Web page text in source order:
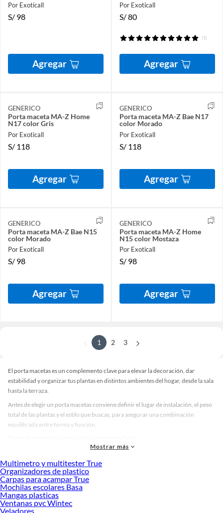
Por Exoticall
S/ 98
Agregar
Por Exoticall
S/80
(1)
Agregar
GENERICO
Porta maceta MA-Z Home
N17 color Gris
Por Exoticall
S/ 118
Agregar
GENERICO
Porta maceta MA-Z Bae N17
color Morado
Por Exoticall
S/ 118
Agregar
GENERICO
Porta maceta MA-Z Bae N15
color Morado
Por Exoticall
S/ 98
Agregar
GENERICO
Porta maceta MA-Z Home
N15 color Mostaza
Por Exoticall
S/ 98
Agregar
1 2 3
El porta macetas es un complemento clave para elevar la decoración, dar
estabilidad y organizar tus plantas en distintos ambientes del hogar, desde la sala
hasta la terraza.
Antes de elegir un porta macetas conviene definir el lugar de instalación, el peso
total de las plantas y el estilo que buscas, para asegurar una combinación
equilibrada entre forma y función.
media altura, ayudando a que la vegetación gane protagonismo sin ocupar
demasiado espacio en el piso.
Cuando se requiere movilidad, el porta macetas con ruedas facilita la limpieza y
el cambio de distribución, permitiendo desplazar maceteros grandes sin
esfuerzo y manteniendo el orden.
Mostrar más
Multimetro y multitester True
Organizadores de plastico
Carpas para acampar True
Mochilas escolares Basa
Mangas plasticas
Ventanas pvc Wintec
Veladores